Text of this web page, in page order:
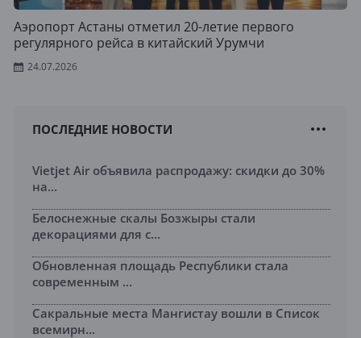
Аэропорт Астаны отметил 20-летие первого
регулярного рейса в китайский Урумчи
24.07.2026
ПОСЛЕДНИЕ НОВОСТИ
Vietjet Air объявила распродажу: скидки до 30%
на...
Белоснежные скалы Бозжыры стали
декорациями для с...
Обновленная площадь Республики стала
современным ...
Сакральные места Мангистау вошли в Список
всемирн...